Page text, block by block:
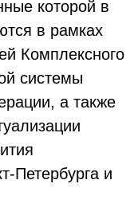
которой в
в рамках
Комплексного
системы
а также
Петербурга и